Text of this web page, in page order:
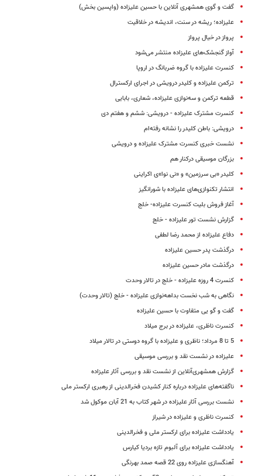
گفت و گوی همشهری آنلاین با حسین علیزاده (واپسین بخش)
علیزاده؛ ریشه در سنت، اندیشه در خلاقیت
پرواز در خیال پرواز
آواز گنجشک‌‌های علیزاده منتشر می‌شود
کنسرت علیزاده با گروه ضربانگ در اروپا
ترکمن علیزاده و کلیدر درویشی در اجرای ارکسترال
قطعه ترکمن و سه‌نوازی علیزاده، شعاری، بابایی
کنسرت مشترک علیزاده - درویشی: ششم و هفتم دی
درویشی: باطن کلیدر را نشانه رفته‌ام
نشست خبری کنسرت مشترک علیزاده و درویشی
بزرگان موسیقی درکنار هم
کلیدر «بی سرزمین» و «نی نوا»ی اکراینی
انتشار تکنوازی‌های علیزاده با شورانگیز
آغاز فروش بلیت کنسرت علیزاده- خلج
گزارش نشست تور علیزاده - خلج
دفاع علیزاده از محمد رضا لطفی
درگذشت پدر حسین علیزاده
درگذشت مادر حسین علیزاده
کنسرت 4 روزه علیزاده - خلج در تالار وحدت
نگاهی به شب نخست بداهه‌نوازی علیزاده - خلج (تالار وحدت)
گفت و گو ‌یی متفاوت با حسین علیزاده
کنسرت ناظری، علیزاده در برج میلاد
5 تا 8 مرداد؛ ناظری و علیزاده با گروه دوستی در تالار میلاد
علیزاده در نشست نقد و بررسی موسیقی
گزارش همشهری‌آنلاین از نشست نقد و بررسی آثار علیزاده
ناگفته‌های علیزاده درباره کنار کشیدن فخرالدینی از رهبری ارکستر ملی
نشست بررسی‌ آثار علیزاده در شهر کتاب به 21 آبان موکول شد
کنسرت ناظری و علیزاده در شیراز
یادداشت علیزاده برای ارکستر ملی و فخرالدینی
یادداشت علیزاده برای آلبوم تازه بردیا کیارس
آهنگسازی علیزاده روی 22 قصه صمد بهرنگی